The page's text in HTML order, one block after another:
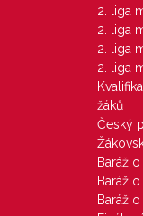
2. liga
2. liga
2. liga
2. liga
žáků
Český
Baráž
Baráž
Baráž